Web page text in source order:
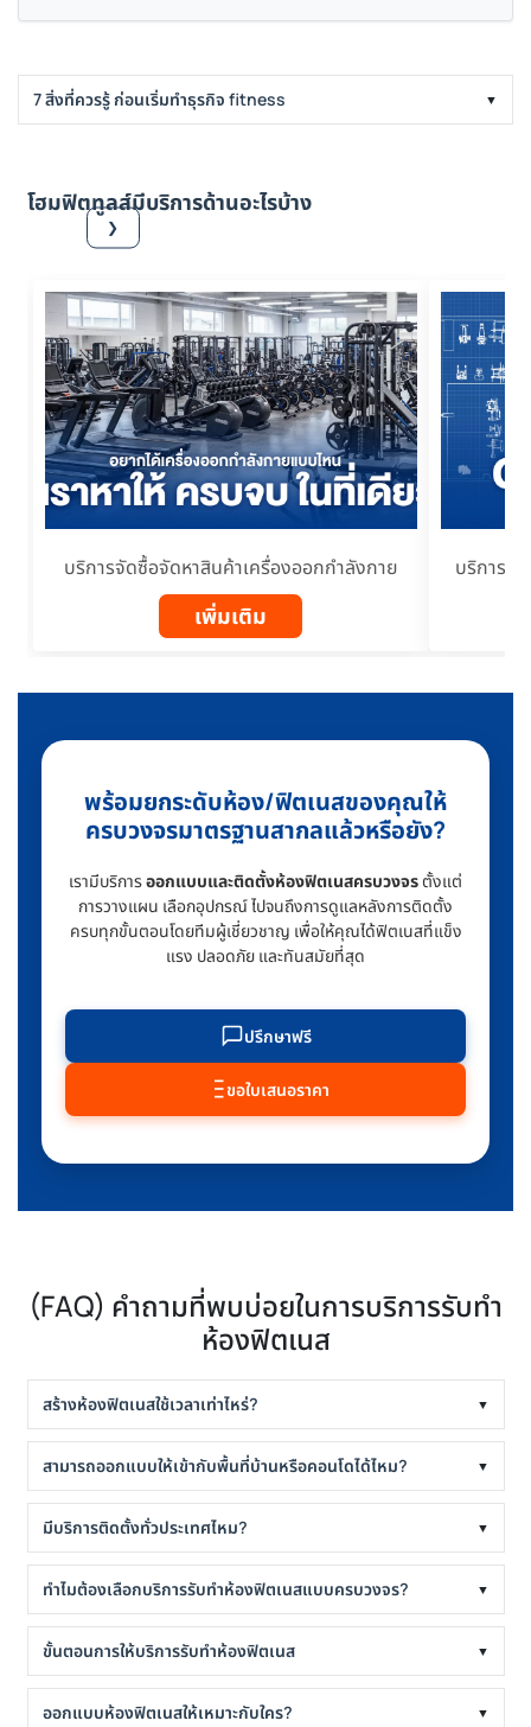
7 สิ่งที่ควรรู้ ก่อนเริ่มทำธุรกิจ fitness ▼
โฮมฟิตทูลส์มีบริการด้านอะไรบ้าง
บริการจัดซื้อจัดหาสินค้าเครื่องออกกำลังกาย
เพิ่มเติม
บริการรั
❯
พร้อมยกระดับห้อง/ฟิตเนสของคุณให้
ครบวงจรมาตรฐานสากลแล้วหรือยัง?
เรามีบริการออกแบบและติดตั้งห้องฟิตเนสครบวงจร ตั้งแต่
การวางแผน เลือกอุปกรณ์ ไปจนถึงการดูแลหลังการติดตั้ง
ครบทุกขั้นตอนโดยทีมผู้เชี่ยวชาญ เพื่อให้คุณได้ฟิตเนสที่แข็ง
แรง ปลอดภัย และทันสมัยที่สุด
ปรึกษาฟรี
ขอใบเสนอราคา
(FAQ) คำถามที่พบบ่อยในการบริการรับทำ
ห้องฟิตเนส
สร้างห้องฟิตเนสใช้เวลาเท่าไหร่? ▼
สามารถออกแบบให้เข้ากับพื้นที่บ้านหรือคอนโดได้ไหม? ▼
มีบริการติดตั้งทั่วประเทศไหม? ▼
ทำไมต้องเลือกบริการรับทำห้องฟิตเนสแบบครบวงจร? ▼
ขั้นตอนการให้บริการรับทำห้องฟิตเนส ▼
ออกแบบห้องฟิตเนสให้เหมาะกับใคร? ▼